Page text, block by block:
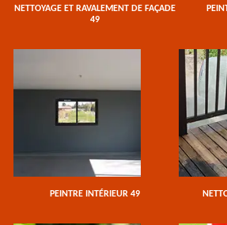
NETTOYAGE ET RAVALEMENT DE FAÇADE
49
PEINTRE INTÉRIEUR 49